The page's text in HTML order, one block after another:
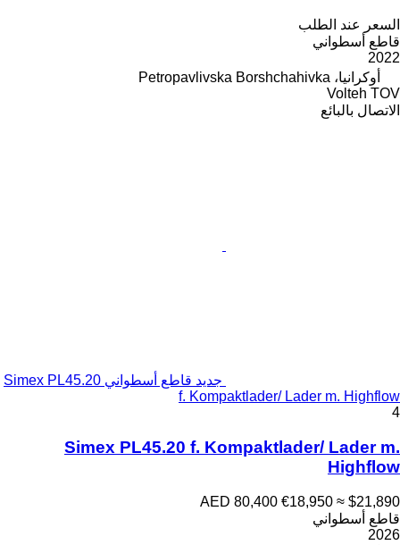
السعر عند الطلب
قاطع أسطواني
2022
أوكرانيا، Petropavlivska Borshchahivka
Volteh TOV
الاتصال بالبائع
جديد قاطع أسطواني Simex PL45.20
f. Kompaktlader/ Lader m. Highflow
4
Simex PL45.20 f. Kompaktlader/ Lader m.
Highflow
AED 80,400 €18,950 ≈ $21,890
قاطع أسطواني
2026